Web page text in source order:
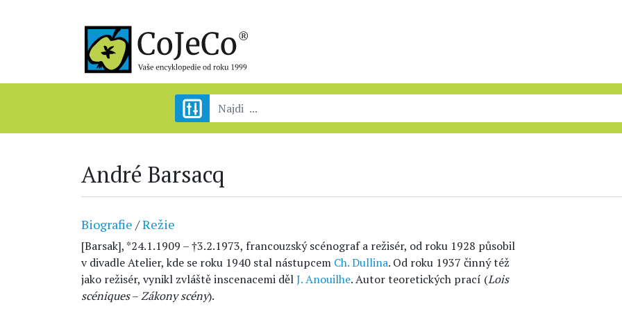
André Barsacq
Biografie /Režie
[Barsak], *24.1.1909 – †3.2.1973, francouzský scénograf a režisér, od roku 1928 působil
v divadle Atelier, kde se roku 1940 stal nástupcem Ch. Dullina. Od roku 1937 činný též
jako režisér, vynikl zvláště inscenacemi dělJ. Anouilhe. Autor teoretických prací (Lois
scéniques–Zákony scény).